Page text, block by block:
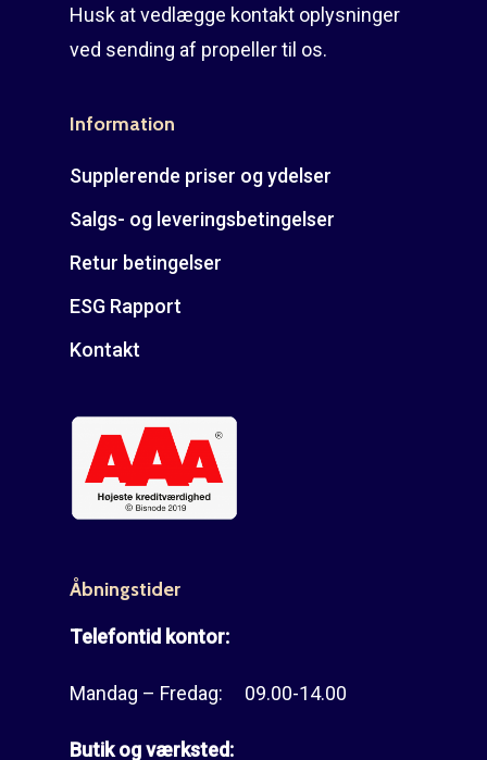
Husk at vedlægge kontakt oplysninger
ved sending af propeller til os.
Information
Supplerende priser og ydelser
Salgs- og leveringsbetingelser
Retur betingelser
ESG Rapport
Kontakt
Åbningstider
Telefontid kontor:
Mandag – Fredag: 09.00-14.00
Butik og værksted: